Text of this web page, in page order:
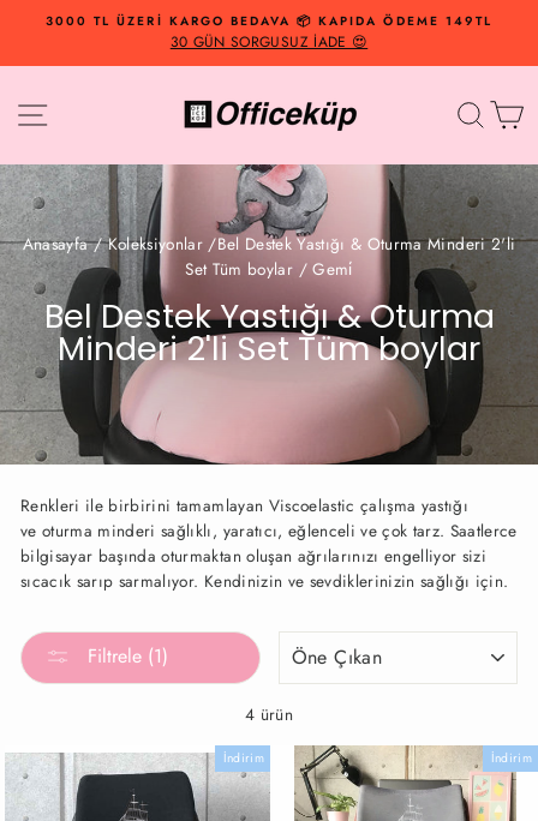
İçeriğe3000 TL ÜZERİ KARGO BEDAVA 📦 KAPIDA ÖDEME 149TL
30 GÜN SORGUSUZ İADE 😍
Arama
Anasayfa / Koleksiyonlar /Bel Destek Yastığı & Oturma Minderi 2'li
Set Tüm boylar / Gemi̇
Bel Destek Yastığı & Oturma
Minderi 2'li Set Tüm boylar
Renkleri ile birbirini tamamlayan Viscoelastic çalışma yastığı
ve oturma minderi sağlıklı, yaratıcı, eğlenceli ve çok tarz. Saatlerce
bilgisayar başında oturmaktan oluşan ağrılarınızı engelliyor sizi
sıcacık sarıp sarmalıyor. Kendinizin ve sevdiklerinizin sağlığı için.
Filtrele (1)
4 ürün
İndirim İndirim